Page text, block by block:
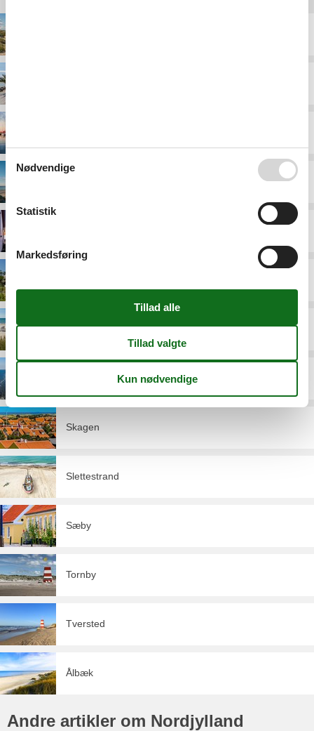
Løkken
Skagen
Slettestrand
Sæby
Tornby
Tversted
Ålbæk
Andre artikler om Nordjylland
Nødvendige
Statistik
Markedsføring